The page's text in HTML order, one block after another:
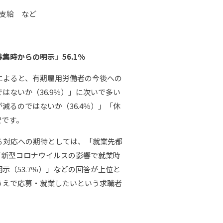
支給 など
時からの明示」56.1％
ると、有期雇用労働者の今後への
ないか（36.9％）」に次いで多い
るのではないか（36.4％）」「休
す。
応への期待としては、「就業先都
型コロナウイルスの影響で就業時
（53.7％）」などの回答が上位と
で応募・就業したいという求職者